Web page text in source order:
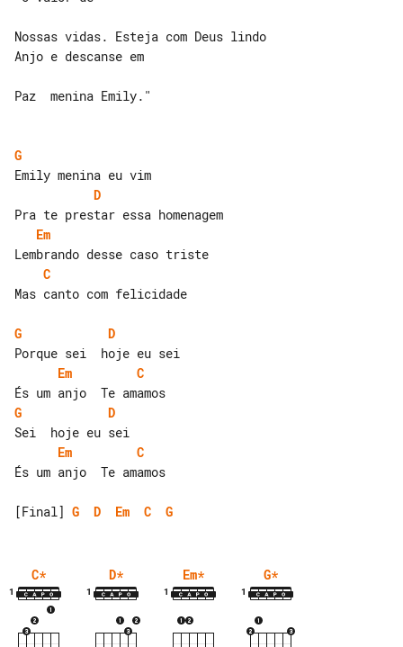
Nossas vidas. Esteja com Deus lindo
Anjo e descanse em
Paz  menina Emily."
G
D
Em
C
Mas canto com felicidade
G
D
Em
C
G
D
Em
C
És um anjo  Te amamos
[Final] G D Em C G
C*
1
D*
1
Em*
1
G*
1